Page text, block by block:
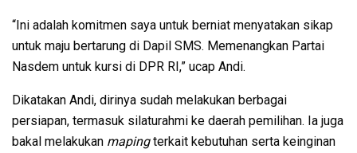
“Ini adalah komitmen saya untuk berniat menyatakan sikap
untuk maju bertarung di Dapil SMS. Memenangkan Partai
Nasdem untuk kursi di DPR RI,” ucap Andi.
Dikatakan Andi, dirinya sudah melakukan berbagai
persiapan, termasuk silaturahmi ke daerah pemilihan. Ia juga
bakal melakukan mapingterkait kebutuhan serta keinginan